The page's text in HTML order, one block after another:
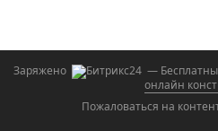
Заряжено —
онлайн
Пожаловаться на